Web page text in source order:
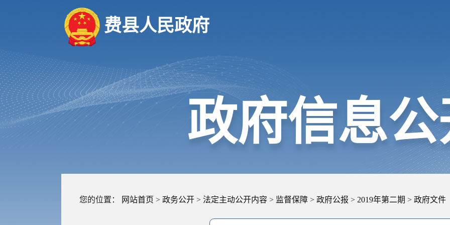
费县人民政府
政府信息
您的位置： 网站首页 > 政务公开 > 法定主动公开内容 > 监督保障 > 政府公报 > 2019年第二期 > 政府文件